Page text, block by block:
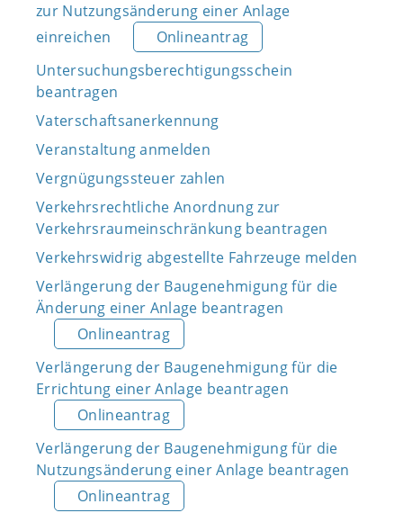
zur Nutzungsänderung einer Anlage
einreichen
Onlineantrag
Untersuchungsberechtigungsschein
beantragen
Vaterschaftsanerkennung
Veranstaltung anmelden
Vergnügungssteuer zahlen
Verkehrsrechtliche Anordnung zur
Verkehrsraumeinschränkung beantragen
Verkehrswidrig abgestellte Fahrzeuge melden
Verlängerung der Baugenehmigung für die
Änderung einer Anlage beantragen
Onlineantrag
Verlängerung der Baugenehmigung für die
Errichtung einer Anlage beantragen
Onlineantrag
Verlängerung der Baugenehmigung für die
Nutzungsänderung einer Anlage beantragen
Onlineantrag